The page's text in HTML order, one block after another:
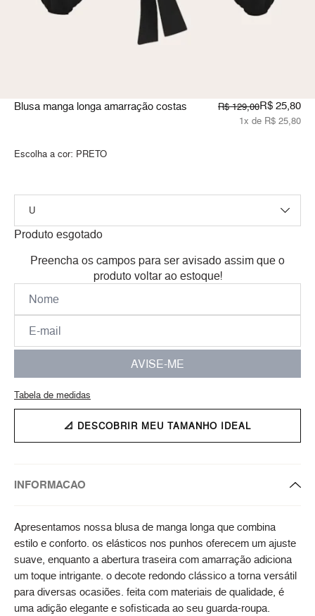
Blusa manga longa amarração costas R$ 129,00R$ 25,80
1x de R$ 25,80
Escolha a cor: PRETO
Produto esgotado
Preencha os campos para ser avisado assim que o
produto voltar ao estoque!
AVISE-ME
Tabela de medidas
📐 DESCOBRIR MEU TAMANHO IDEAL
INFORMACAO
Apresentamos nossa blusa de manga longa que combina
estilo e conforto. os elásticos nos punhos oferecem um ajuste
suave, enquanto a abertura traseira com amarração adiciona
um toque intrigante. o decote redondo clássico a torna versátil
para diversas ocasiões. feita com materiais de qualidade, é
uma adição elegante e sofisticada ao seu guarda-roupa.